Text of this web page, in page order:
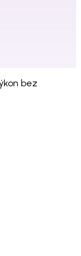
bez